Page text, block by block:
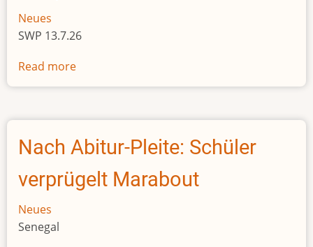
Neues
SWP 13.7.26
Read more
ECOWAS
AES
zwischen
Konfrontation
Kooperation
Nach Abitur-Pleite: Schüler
verprügelt Marabout
Neues
Senegal